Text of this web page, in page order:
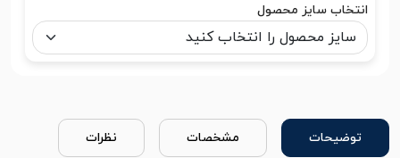
انتخاب سایز محصول
توضیحات مشخصات نظرات